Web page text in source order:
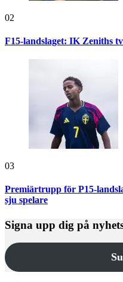
02
F15-landslaget: IK Zeniths
03
Premiärtrupp för P15-
sju spelare
Signa upp dig på